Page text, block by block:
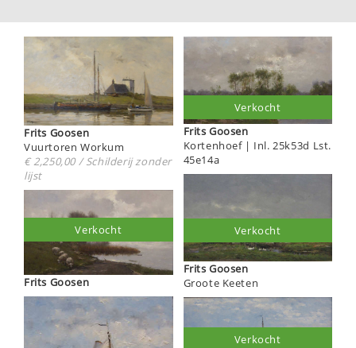
Frits Goosen
Vuurtoren Workum
€ 2,250,00 / Schilderij zonder
lijst
Frits Goosen
Verkocht
Frits Goosen
Kortenhoef | Inl. 25k53d Lst.
45e14a
Verkocht
Frits Goosen
Groote Keeten
Verkocht
Verkocht